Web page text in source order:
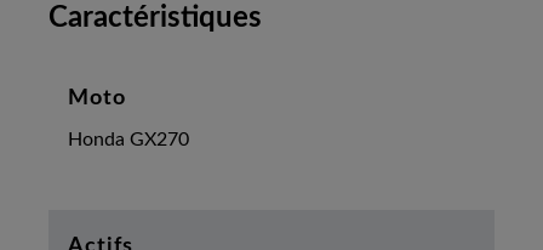
Caractéristiques
Moto
Honda GX270